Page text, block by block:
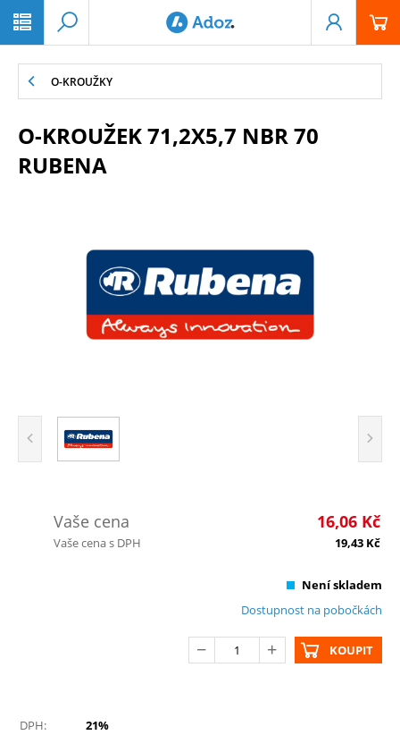
O-KROUŽKY
O-KROUŽEK 71,2X5,7 NBR 70
RUBENA
Vaše cena 16,06 Kč
Vaše cena s DPH 19,43 Kč
Není skladem
Dostupnost na pobočkách
KOUPIT
DPH:
21%